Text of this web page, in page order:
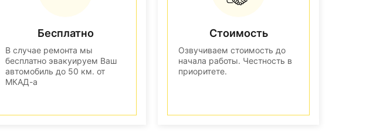
Бесплатно
В случае ремонта мы
бесплатно эвакуируем Ваш
автомобиль до 50 км. от
МКАД-а
Стоимость
Озвучиваем стоимость до
начала работы. Честность в
приоритете.